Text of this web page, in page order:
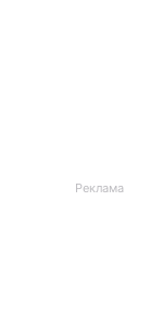
Реклама